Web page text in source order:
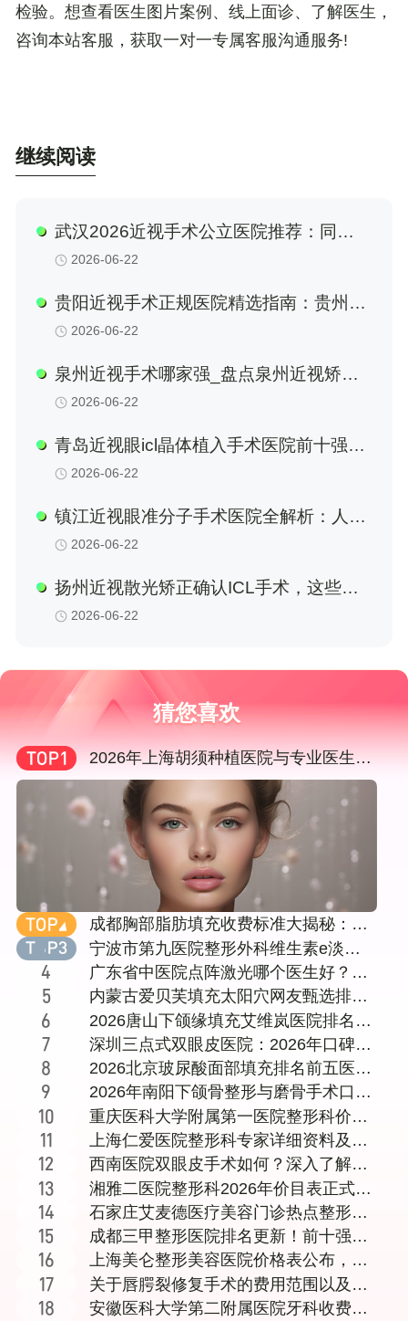
检验。想查看医生图片案例、线上面诊、了解医生，
咨询本站客服，获取一对一专属客服沟通服务!
继续阅读
武汉2026近视手术公立医院推荐：同
济、协和、省人民医院眼科半飞秒技术解
2026-06-22
贵阳近视手术正规医院精选指南：贵州省
人民医院、贵阳爱尔眼科等多家机构深度
2026-06-22
泉州近视手术哪家强_盘点泉州近视矫正
手术口碑实力医院与医生名单
2026-06-22
青岛近视眼icl晶体植入手术医院前十强榜
单发布：从专业眼科到综合医院全面解读
2026-06-22
镇江近视眼准分子手术医院全解析：人民
医院、眼科专科哪家强，附2026本地手
2026-06-22
扬州近视散光矫正确认ICL手术，这些眼
科实力机构备受本地用户推崇
2026-06-22
猜您喜欢
2026年上海胡须种植医院与专业医生选
择指南：从技术、口碑到价格全方位剖
析
成都胸部脂肪填充收费标准大揭秘：十
家知名医美机构对比，含成都达芬奇
（医大）等
宁波市第九医院整形外科维生素e淡化
颈纹挂什么科
广东省中医院点阵激光哪个医生好？黄
咏菁、秦晓民谁更对胃口？内附就医攻
略
内蒙古爱贝芙填充太阳穴网友甄选排名
前五医院!
2026唐山下颌缘填充艾维岚医院排名前
十强名单：公立私立机构医生资质价格
全公开
深圳三点式双眼皮医院：2026年口碑与
技术兼备的机构盘点，附价格、恢复期
及与全切对比
2026北京玻尿酸面部填充排名前五医院
名单：公立三甲与知名医美机构对比附
医生介绍及价格表
2026年南阳下颌骨整形与磨骨手术口碑
医生实力盘点：十家正规医院与专家深
度解析
重庆医科大学附属第一医院整形科价格
表详情：常见项目
上海仁爱医院整形科专家详细资料及医
院服务内容全面介
西南医院双眼皮手术如何？深入了解李
世荣、王珍祥、陈
湘雅二医院整形科2026年价目表正式公
布，医生团队
石家庄艾麦德医疗美容门诊热点整形价
格表及项目费用详
成都三甲整形医院排名更新！前十强医
院技术好口碑佳
上海美仑整形美容医院价格表公布，消
费者关注行业收费
关于唇腭裂修复手术的费用范围以及导
致唇腭裂的常见原
安徽医科大学第二附属医院牙科收费与